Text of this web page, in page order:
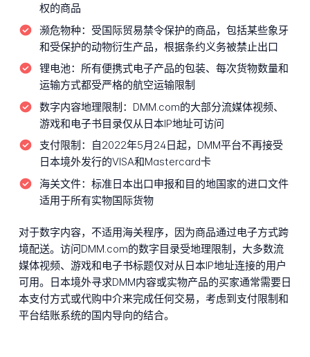
权的商品
濒危物种： 受国际贸易禁令保护的商品，包括某些象牙
和受保护的动物衍生产品，根据条约义务被禁止出口
锂电池： 所有便携式电子产品的包装、每次货物数量和
运输方式都受严格的航空运输限制
数字内容地理限制： DMM.com的大部分流媒体视频、
游戏和电子书目录仅从日本IP地址可访问
支付限制：
自2022年5月24日起，DMM平台不再接受
日本境外发行的VISA和Mastercard卡
海关文件： 标准日本出口申报和目的地国家的进口文件
适用于所有实物国际货物
对于数字内容，不适用海关程序，因为商品通过电子方式跨
境配送。访问DMM.com的数字目录受地理限制，大多数流
媒体视频、游戏和电子书标题仅对从日本IP地址连接的用户
可用。日本境外寻求DMM内容或实物产品的买家通常需要日
本支付方式或代购中介来完成任何交易，考虑到支付限制和
平台结账系统的国内导向的结合。